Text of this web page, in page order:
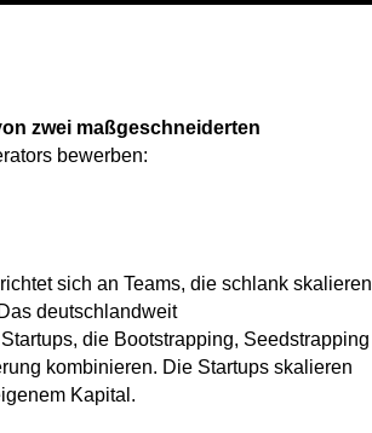
zwei maßgeschneiderten
bewerben:
richtet sich an Teams, die schlank skalieren
deutschlandweit
die Bootstrapping, Seedstrapping
kombinieren. Die Startups skalieren
Kapital.